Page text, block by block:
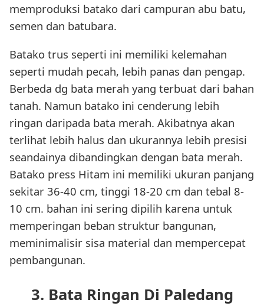
memproduksi batako dari campuran abu batu,
semen dan batubara.
Batako trus seperti ini memiliki kelemahan
seperti mudah pecah, lebih panas dan pengap.
Berbeda dg bata merah yang terbuat dari bahan
tanah. Namun batako ini cenderung lebih
ringan daripada bata merah. Akibatnya akan
terlihat lebih halus dan ukurannya lebih presisi
seandainya dibandingkan dengan bata merah.
Batako press Hitam ini memiliki ukuran panjang
sekitar 36-40 cm, tinggi 18-20 cm dan tebal 8-
10 cm. bahan ini sering dipilih karena untuk
memperingan beban struktur bangunan,
meminimalisir sisa material dan mempercepat
pembangunan.
3. Bata Ringan Di Paledang